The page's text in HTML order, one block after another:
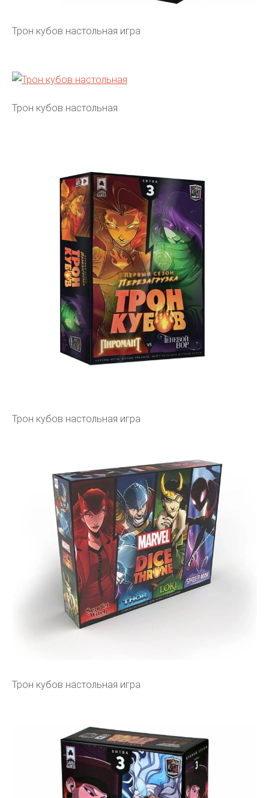
Трон кубов настольная игра
Трон кубов настольная
Трон кубов настольная игра
Трон кубов настольная игра